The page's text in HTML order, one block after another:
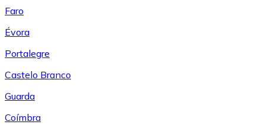
Faro
Évora
Portalegre
Castelo Branco
Guarda
Coímbra